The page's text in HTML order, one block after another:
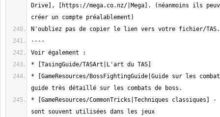
Drive], [https://mega.co.nz/|Mega]. (néanmoins ils
* [GameResources/BossFightingGuide|Guide sur les
* [GameResources/CommonTricks|Techniques classiques]